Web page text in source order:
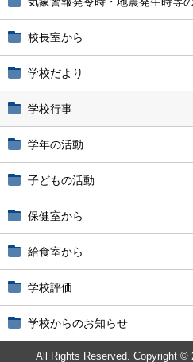
校長室から
学校だより
学校行事
学年の活動
子どもの活動
保健室から
給食室から
学校評価
学校からのお知らせ
All Rights Reserved. Copyright ©